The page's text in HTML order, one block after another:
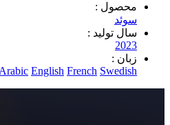
:
:
Arabic English French